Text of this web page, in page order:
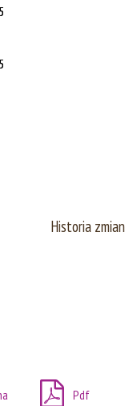
Historia zmian
Pdf